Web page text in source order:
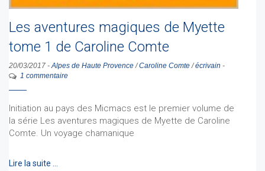
Les aventures magiques de Myette
tome 1 de Caroline Comte
20/03/2017 -Alpes de Haute Provence/Caroline Comte/écrivain -
1 commentaire
Initiation au pays des Micmacs est le premier volume de
la série Les aventures magiques de Myette de Caroline
Comte. Un voyage chamanique
Lire la suite …